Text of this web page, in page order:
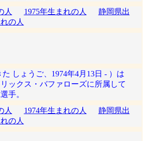
人
1975年生まれの人
静岡県出
の人
しょうご、1974年4月13日 - ）は
ックス・バファローズに所属して
手。
人
1974年生まれの人
静岡県出
の人